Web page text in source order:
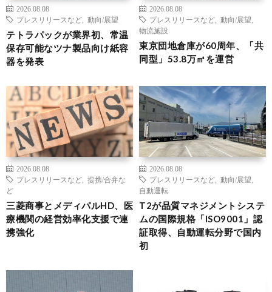
2026.08.08
プレスリリースなど
動向/展望
テトラパックが業界初、常温
保存可能なツナ製品向け紙容
器を発表
2026.08.08
プレスリリースなど
動向/展望
物流施設
東京団地倉庫が60周年、「共
同型」53.8万㎡を運営
2026.08.08
プレスリリースなど
提携/合弁な
ど
三菱商事とメディパルHD、医
療機関の経営効率化支援で連
携強化
2026.08.08
プレスリリースなど
動向/展望
自動運転
T2が品質マネジメントシステ
ムの国際規格「ISO9001」認
証取得、自動運転分野で国内
初